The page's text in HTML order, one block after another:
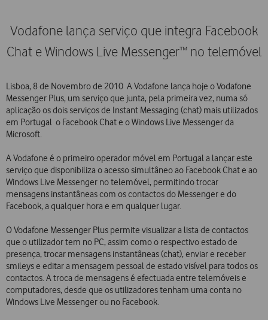
Vodafone lança serviço que integra Facebook
Chat e Windows Live Messenger™ no telemóvel
Lisboa, 8 de Novembro de 2010  A Vodafone lança hoje o Vodafone
Messenger Plus, um serviço que junta, pela primeira vez, numa só
aplicação os dois serviços de Instant Messaging (chat) mais utilizados
em Portugal  o Facebook Chat e o Windows Live Messenger da
Microsoft.
A Vodafone é o primeiro operador móvel em Portugal a lançar este
serviço que disponibiliza o acesso simultâneo ao Facebook Chat e ao
Windows Live Messenger no telemóvel, permitindo trocar
mensagens instantâneas com os contactos do Messenger e do
Facebook, a qualquer hora e em qualquer lugar.
O Vodafone Messenger Plus permite visualizar a lista de contactos
que o utilizador tem no PC, assim como o respectivo estado de
presença, trocar mensagens instantâneas (chat), enviar e receber
smileys e editar a mensagem pessoal de estado visível para todos os
contactos. A troca de mensagens é efectuada entre telemóveis e
computadores, desde que os utilizadores tenham uma conta no
Windows Live Messenger ou no Facebook.